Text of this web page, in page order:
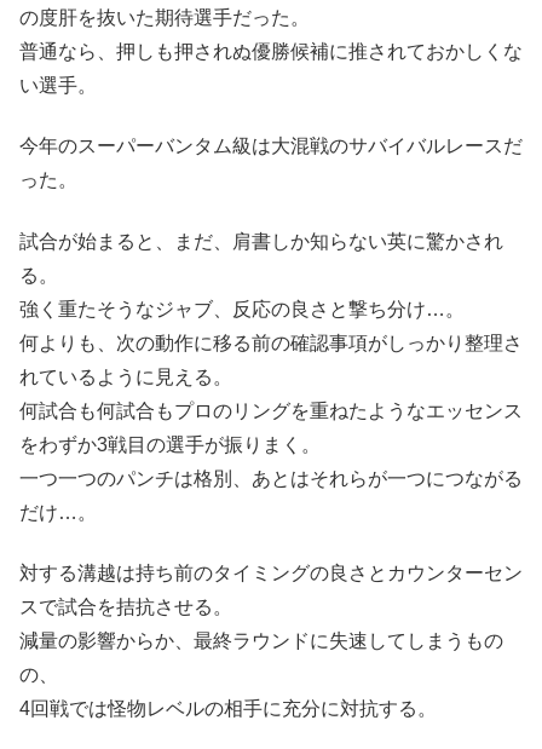
の度肝を抜いた期待選手だった。
普通なら、押しも押されぬ優勝候補に推されておかしくな
い選手。
今年のスーパーバンタム級は大混戦のサバイバルレースだ
った。
試合が始まると、まだ、肩書しか知らない英に驚かされ
る。
強く重たそうなジャブ、反応の良さと撃ち分け…。
何よりも、次の動作に移る前の確認事項がしっかり整理さ
れているように見える。
何試合も何試合もプロのリングを重ねたようなエッセンス
をわずか3戦目の選手が振りまく。
一つ一つのパンチは格別、あとはそれらが一つにつながる
だけ…。
対する溝越は持ち前のタイミングの良さとカウンターセン
スで試合を拮抗させる。
減量の影響からか、最終ラウンドに失速してしまうもの
の、
4回戦では怪物レベルの相手に充分に対抗する。